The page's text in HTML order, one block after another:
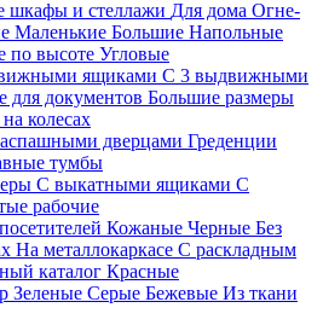
шкафы и стеллажи Для дома Огне-
Маленькие Большие Напольные
по высоте Угловые
ящиками С 3 выдвижными
документов Большие размеры
колесах
дверцами Греденции
тумбы
С выкатными ящиками С
рабочие
Кожаные Черные Без
На металлокаркасе С раскладным
каталог Красные
Зеленые Серые Бежевые Из ткани